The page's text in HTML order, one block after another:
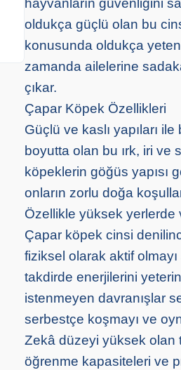
hayvanların güvenliğini
oldukça güçlü olan bu
konusunda oldukça
zamanda ailelerine
çıkar.
Çapar Köpek Özellikleri
Güçlü ve kaslı yapıları
boyutta olan bu ırk, iri ve
köpeklerin göğüs yapısı
onların zorlu doğa
Özellikle yüksek yerlerde
Çapar köpek cinsi
fiziksel olarak aktif
takdirde enerjilerini
istenmeyen davranışlar
serbestçe koşmayı ve
Zekâ düzeyi yüksek olan
öğrenme kapasiteleri ve